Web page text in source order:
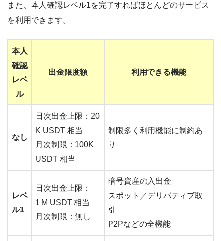
また、本人確認レベル1を完了すればほとんどのサービス
を利用できます。
本人
確認
レベ
ル
出金限度額 利用できる機能
なし
日次出金上限：20
K USDT 相当
月次制限：100K
USDT 相当
制限多く利用機能に制約あ
り
レベ
ル1
日次出金上限：
1 M USDT 相当
月次制限：無し
暗号資産の入出金
スポット／デリバティブ取
引
P2Pなどの全機能